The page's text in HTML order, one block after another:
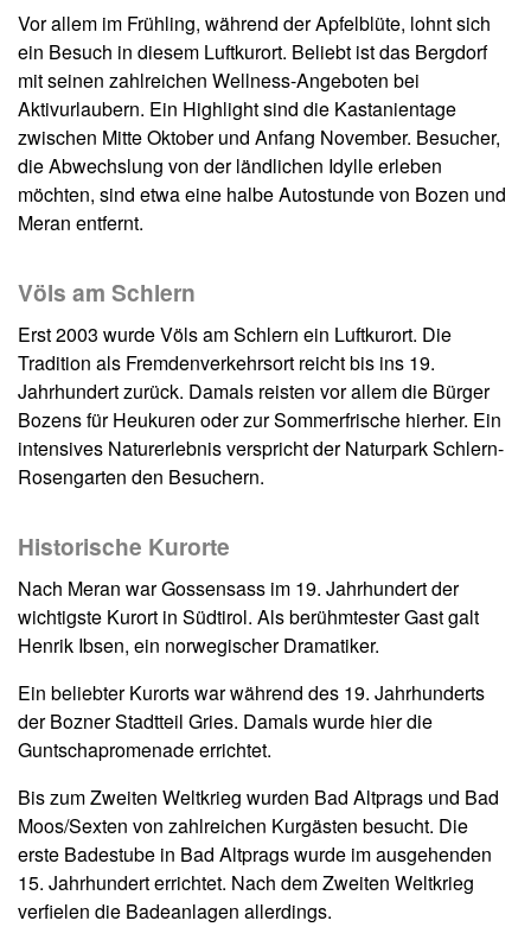
Vor allem im Frühling, während der Apfelblüte, lohnt sich
ein Besuch in diesem Luftkurort. Beliebt ist das Bergdorf
mit seinen zahlreichen Wellness-Angeboten bei
Aktivurlaubern. Ein Highlight sind die Kastanientage
zwischen Mitte Oktober und Anfang November. Besucher,
die Abwechslung von der ländlichen Idylle erleben
möchten, sind etwa eine halbe Autostunde von Bozen und
Meran entfernt.
Völs am Schlern
Erst 2003 wurde Völs am Schlern ein Luftkurort. Die
Tradition als Fremdenverkehrsort reicht bis ins 19.
Jahrhundert zurück. Damals reisten vor allem die Bürger
Bozens für Heukuren oder zur Sommerfrische hierher. Ein
intensives Naturerlebnis verspricht der Naturpark Schlern-
Rosengarten den Besuchern.
Historische Kurorte
Nach Meran war Gossensass im 19. Jahrhundert der
wichtigste Kurort in Südtirol. Als berühmtester Gast galt
Henrik Ibsen, ein norwegischer Dramatiker.
Ein beliebter Kurorts war während des 19. Jahrhunderts
der Bozner Stadtteil Gries. Damals wurde hier die
Guntschapromenade errichtet.
Bis zum Zweiten Weltkrieg wurden Bad Altprags und Bad
Moos/Sexten von zahlreichen Kurgästen besucht. Die
erste Badestube in Bad Altprags wurde im ausgehenden
15. Jahrhundert errichtet. Nach dem Zweiten Weltkrieg
verfielen die Badeanlagen allerdings.